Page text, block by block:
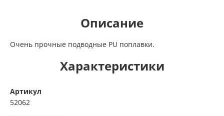
Описание
Очень прочные подводные PU поплавки.
Характеристики
Артикул
52062